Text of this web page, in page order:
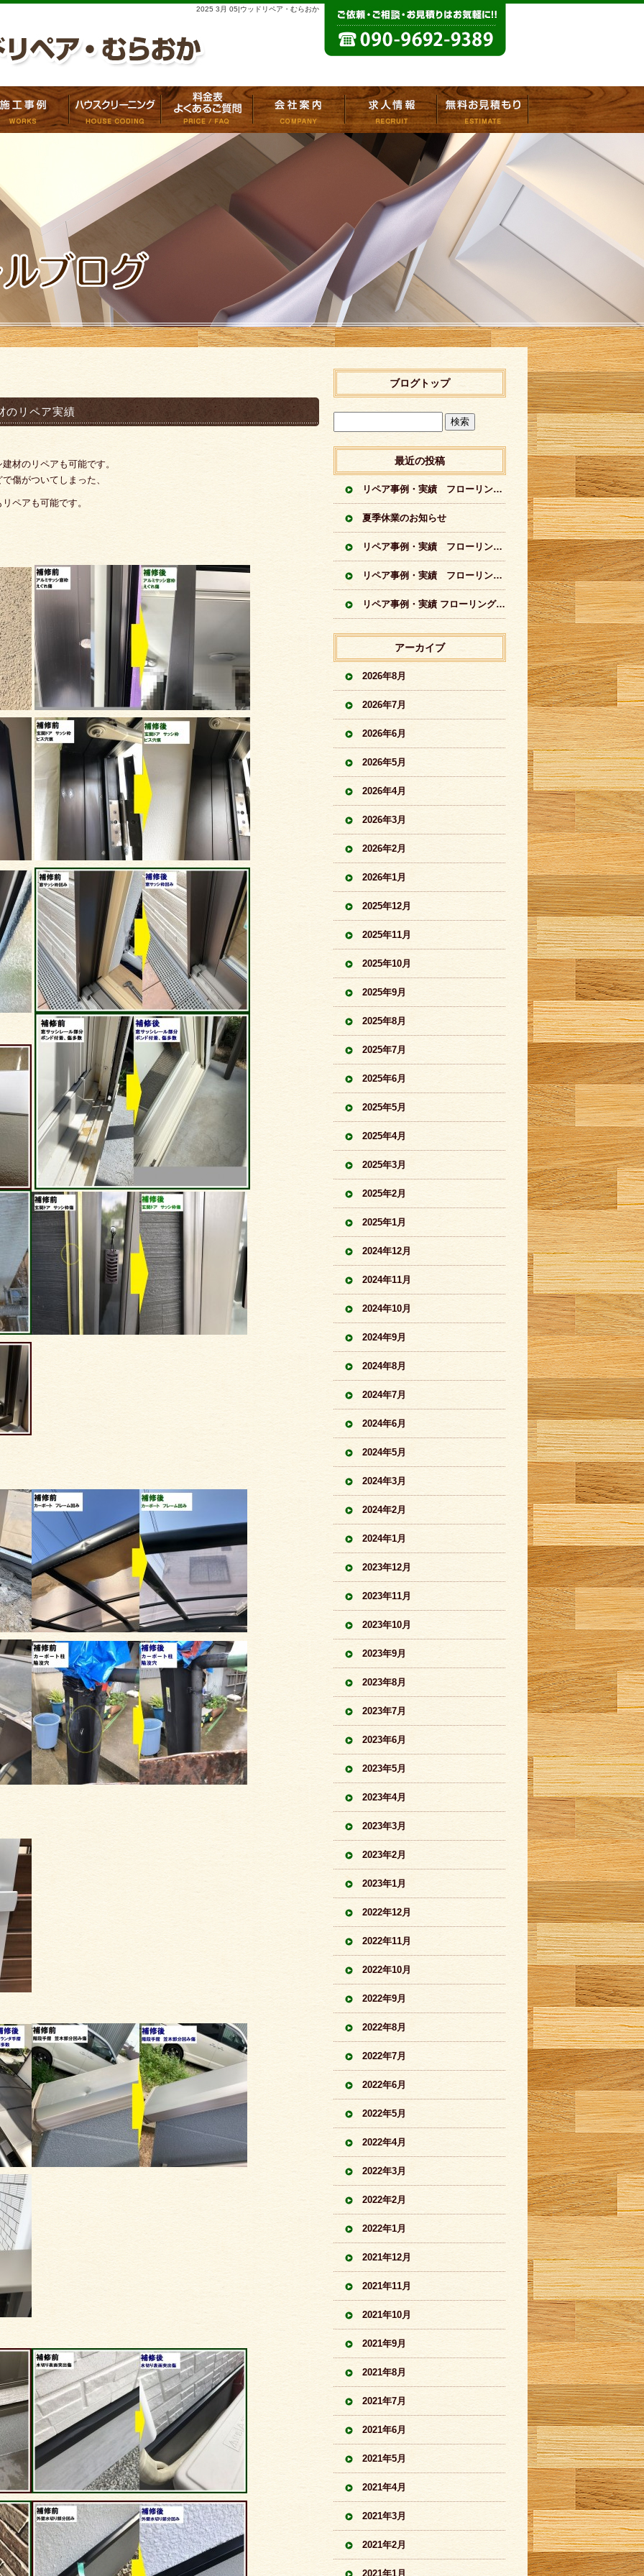
2025 3月 05|ウッドリペア・むらおか
リペア実績
材のリペアも可能です。
傷がついてしまった、
ペアも可能です。
ブログトップ
最近の投稿
リペア事例・実績 フローリングに出来てしまった傷のリペア実績 無垢材フローリング
夏季休業のお知らせ
リペア事例・実績 フローリングに出来てしまった傷のリペア実績 シートフローリング
リペア事例・実績 フローリングに出来てしまった傷のリペア実績 突板フローリング
リペア事例・実績 フローリングの傷のリペア実績イロイロ
アーカイブ
2026年8月
2026年7月
2026年6月
2026年5月
2026年4月
2026年3月
2026年2月
2026年1月
2025年12月
2025年11月
2025年10月
2025年9月
2025年8月
2025年7月
2025年6月
2025年5月
2025年4月
2025年3月
2025年2月
2025年1月
2024年12月
2024年11月
2024年10月
2024年9月
2024年8月
2024年7月
2024年6月
2024年5月
2024年3月
2024年2月
2024年1月
2023年12月
2023年11月
2023年10月
2023年9月
2023年8月
2023年7月
2023年6月
2023年5月
2023年4月
2023年3月
2023年2月
2023年1月
2022年12月
2022年11月
2022年10月
2022年9月
2022年8月
2022年7月
2022年6月
2022年5月
2022年4月
2022年3月
2022年2月
2022年1月
2021年12月
2021年11月
2021年10月
2021年9月
2021年8月
2021年7月
2021年6月
2021年5月
2021年4月
2021年3月
2021年2月
2021年1月